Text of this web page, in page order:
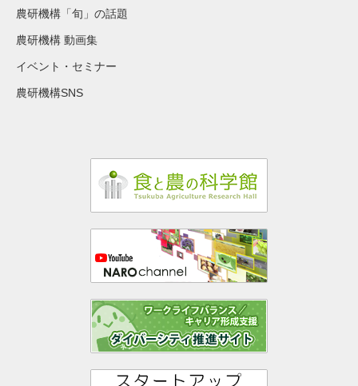
農研機構「旬」の話題
農研機構 動画集
イベント・セミナー
農研機構SNS